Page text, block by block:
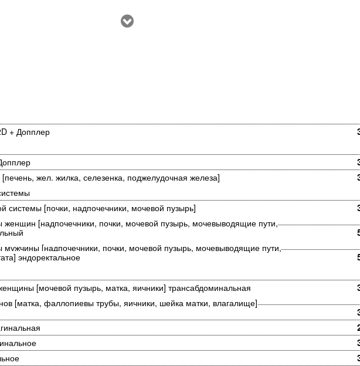
+ Допплер
жел. жилка, селезенка, поджелудочная железа]
системы [почки, надпочечники, мочевой пузырь]
[надпочечники, почки, мочевой пузырь, мочевыводящие пути,
[надпочечники, почки, мочевой пузырь, мочевыводящие пути,
эндоректальное
[мочевой пузырь, матка, яичники] трансабдоминальная
[матка, фаллопиевы трубы, яичники, шейка матки, влагалище]